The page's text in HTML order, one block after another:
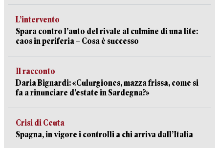
L’intervento
Spara contro l’auto del rivale al culmine di una lite:
caos in periferia – Cosa è successo
Il racconto
Daria Bignardi: «Culurgiones, mazza frissa, come si
fa a rinunciare d’estate in Sardegna?»
Crisi di Ceuta
Spagna, in vigore i controlli a chi arriva dall’Italia